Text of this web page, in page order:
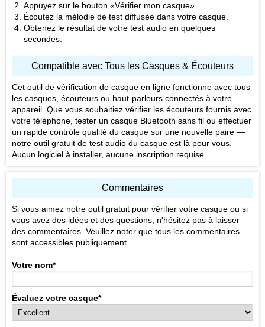
Appuyez sur le bouton «Vérifier mon casque».
Écoutez la mélodie de test diffusée dans votre casque.
Obtenez le résultat de votre test audio en quelques
secondes.
Compatible avec Tous les Casques & Écouteurs
Cet outil de vérification de casque en ligne fonctionne avec tous
les casques, écouteurs ou haut-parleurs connectés à votre
appareil. Que vous souhaitiez vérifier les écouteurs fournis avec
votre téléphone, tester un casque Bluetooth sans fil ou effectuer
un rapide contrôle qualité du casque sur une nouvelle paire —
notre outil gratuit de test audio du casque est là pour vous.
Aucun logiciel à installer, aucune inscription requise.
Commentaires
Si vous aimez notre outil gratuit pour vérifier votre casque ou si
vous avez des idées et des questions, n'hésitez pas à laisser
des commentaires. Veuillez noter que tous les commentaires
sont accessibles publiquement.
Votre nom*
Évaluez votre casque*